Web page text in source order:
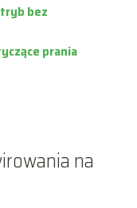
bez
prania
na